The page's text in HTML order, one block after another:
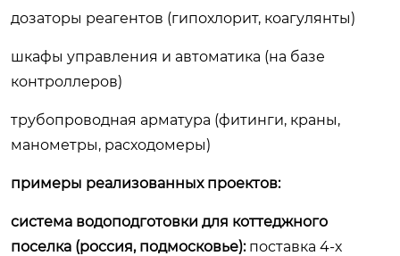
дозаторы реагентов (гипохлорит, коагулянты)
шкафы управления и автоматика (на базе
контроллеров)
трубопроводная арматура (фитинги, краны,
манометры, расходомеры)
примеры реализованных проектов:
система водоподготовки для коттеджного
поселка (россия, подмосковье):поставка 4-х